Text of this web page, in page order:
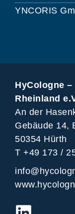
YNCORIS
HyCologne
Rheinland
An der
Gebäude 14,
50354 Hürth
T +49 173 /